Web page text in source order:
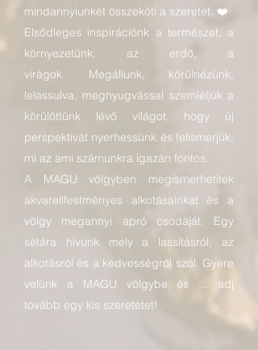
mindannyiunkét összeköti a szeretet. ❤️
Elsődleges inspirációnk a természet, a
környezetünk, az erdő, a
virágok. Megállunk, körülnézünk,
lelassulva, megnyugvással szemléljük a
körülöttünk lévő világot, hogy új
perspektívát nyerhessünk és felismerjük,
mi az ami számunkra igazán fontos.
A MAGU völgyben megismerhetitek
akvarellfestményes alkotásainkat és a
völgy megannyi apró csodáját. Egy
sétára hívunk mely a lassításról, az
alkotásról és a kedvességről szól. Gyere
velünk a MAGU völgybe és ... adj
tovább egy kis szeretetet!